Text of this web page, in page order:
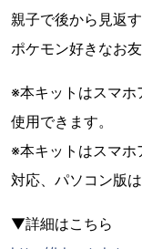
親子で後から見返
ポケモン好きなお
※本キットはスマホ
使用できます。
※本キットはスマ
対応、パソコン版は
▼詳細はこちら